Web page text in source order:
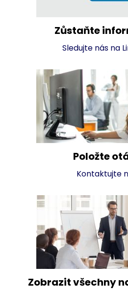
Zůstaňte
Sledujte nás na
Položte
Kontaktujte
Zobrazit všechny